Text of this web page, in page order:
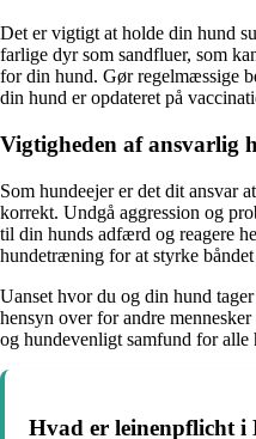
Det er vigtigt at holde din hund
farlige dyr som sandfluer, som
for din hund. Gør regelmæssige
din hund er opdateret på
Vigtigheden af ansvarlig
Som hundeejer er det dit ansvar
korrekt. Undgå aggression og
til din hunds adfærd og reagere
hundetræning for at styrke
Uanset hvor du og din hund
hensyn over for andre
og hundevenligt samfund for alle
Hvad er leinenpflicht